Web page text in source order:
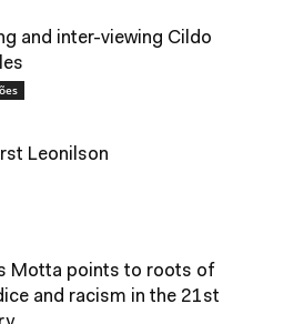
and inter-viewing Cildo
Leonilson
Motta points to roots of
and racism in the 21st